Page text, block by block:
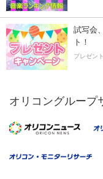
試写会
ト！
プレゼン
オリコングループ